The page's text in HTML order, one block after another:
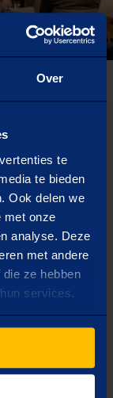
Over
te
te bieden
Ook delen we
met onze
analyse. Deze
met andere
ze hebben
services.
in goede
een
naar het
Graag tot